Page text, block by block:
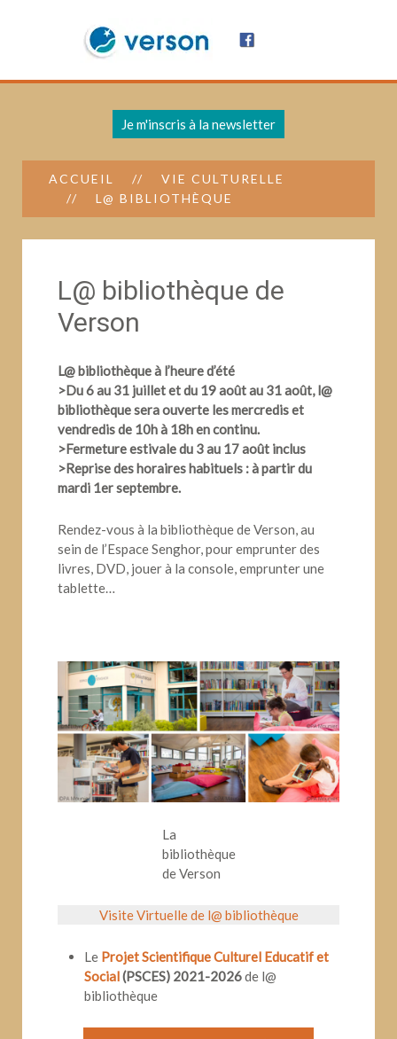
Je m'inscris à la newsletter
ACCUEIL
VIE CULTURELLE
L@ BIBLIOTHÈQUE
L@ bibliothèque de
Verson
L@ bibliothèque à l’heure d’été
>Du 6 au 31 juillet et du 19 août au 31 août, l@
bibliothèque sera ouverte les mercredis et
vendredis de 10h à 18h en continu.
>Fermeture estivale du 3 au 17 août inclus
>Reprise des horaires habituels : à partir du
mardi 1er septembre.
Rendez-vous à la bibliothèque de Verson, au
sein de l’Espace Senghor, pour emprunter des
livres, DVD, jouer à la console, emprunter une
tablette…
La
bibliothèque
de Verson
Visite Virtuelle de l@ bibliothèque
Le Projet Scientifique Culturel Educatif et
Social(PSCES) 2021-2026de l@
bibliothèque